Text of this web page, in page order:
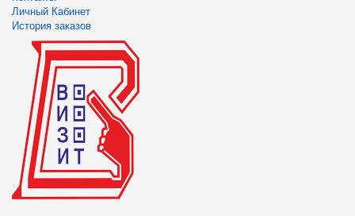
Личный Кабинет
История заказов